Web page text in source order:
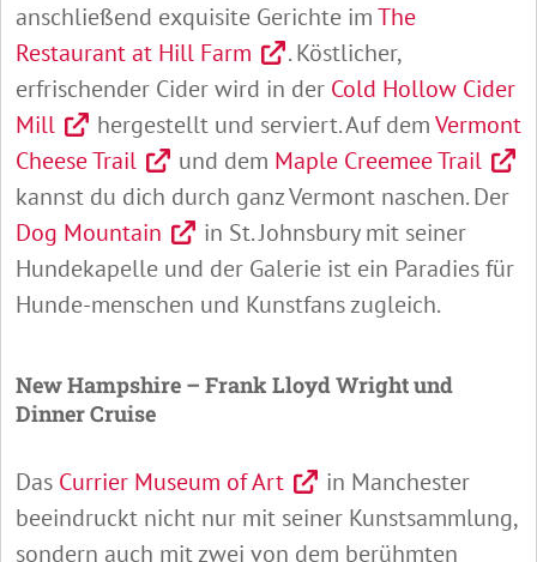
anschließend exquisite Gerichte imThe
Restaurant at Hill Farm
. Köstlicher,
erfrischender Cider wird in der Cold Hollow Cider
Mill
hergestellt und serviert. Auf demVermont
Cheese Trail
und dem Maple Creemee Trail
kannst du dich durch ganz Vermont naschen. Der
Dog Mountain
in St. Johnsbury mit seiner
Hundekapelle und der Galerie ist ein Paradies für
Hunde-menschen und Kunstfans zugleich.
New Hampshire – Frank Lloyd Wright und
Dinner Cruise
Das Currier Museum of Art
in Manchester
beeindruckt nicht nur mit seiner Kunstsammlung,
sondern auch mit zwei von dem berühmten